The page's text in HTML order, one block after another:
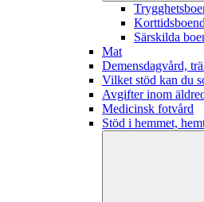
Särskilda
Mat
Demensdagvård,
Vilket stöd kan du
Avgifter inom
Medicinsk fotvård
Stöd i hemmet,